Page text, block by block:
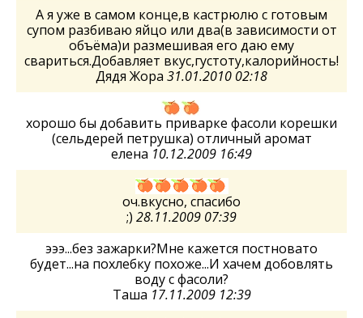
А я уже в самом конце,в кастрюлю с готовым
супом разбиваю яйцо или два(в зависимости от
объёма)и размешивая его даю ему
свариться.Добавляет вкус,густоту,калорийность!
Дядя Жора 31.01.2010 02:18
хорошо бы добавить приварке фасоли корешки
(сельдерей петрушка) отличный аромат
елена 10.12.2009 16:49
оч.вкусно, спасибо
;) 28.11.2009 07:39
эээ...без зажарки?Мне кажется постновато
будет...на похлебку похоже...И хачем добовлять
воду с фасоли?
Таша 17.11.2009 12:39